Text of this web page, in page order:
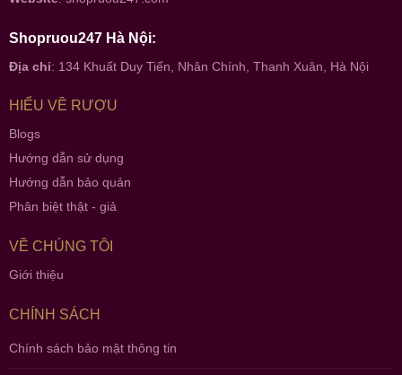
Shopruou247 Hà Nội:
Địa chỉ: 134 Khuất Duy Tiến, Nhân Chính, Thanh Xuân, Hà Nội
HIỂU VỀ RƯỢU
Blogs
Hướng dẫn sử dụng
Hướng dẫn bảo quản
Phân biệt thật - giả
VỀ CHÚNG TÔI
Giới thiệu
CHÍNH SÁCH
Chính sách bảo mật thông tin